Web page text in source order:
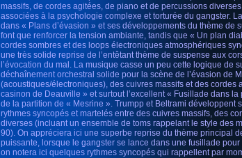
massifs, de cordes agitées, de piano et de percussions
associées à la psychologie complexe et torturée du gangster.
dans « Plans d’évasion » et ses développements du thème de
font que renforcer la tension ambiante, tandis que « Un plan
cordes sombres et des loops électroniques atmosphériques
une très solide reprise de l’entêtant thème de suspense aux
l’évocation du mal. La musique casse un peu cette logique de
déchaînement orchestral solide pour la scène de l’évasion de
(acoustiques/électroniques), des cuivres massifs et des cordes
casinon de Deauville » et surtout l’excellent « Fusillade dans
de la partition de « Mesrine ». Trumpp et Beltrami développent
rythmes syncopés et martelés entre des cuivres massifs, des
diverses (incluant un ensemble de toms rappelant le style des
90). On appréciera ici une superbe reprise du thème principal
puissante, lorsque le gangster se lance dans une fusillade
on notera ici quelques rythmes syncopés qui rappellent par